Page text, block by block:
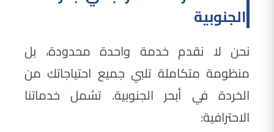
الجنوبية
نحن لا نقدم خدمة واحدة محدودة، بل
منظومة متكاملة تلبي جميع احتياجاتك من
الخردة في أبحر الجنوبية. تشمل خدماتنا
الاحترافية: